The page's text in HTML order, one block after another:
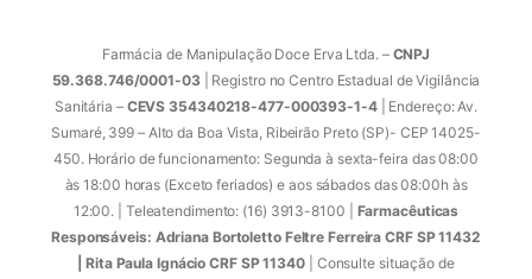
Farmácia de Manipulação Doce Erva Ltda. – CNPJ
59.368.746/0001-03| Registro no Centro Estadual de Vigilância
Sanitária –CEVS 354340218-477-000393-1-4| Endereço: Av.
Sumaré, 399 – Alto da Boa Vista, Ribeirão Preto (SP)- CEP 14025-
450. Horário de funcionamento: Segunda à sexta-feira das 08:00
às 18:00 horas (Exceto feriados) e aos sábados das 08:00h às
12:00. | Teleatendimento: (16) 3913-8100 | Farmacêuticas
Responsáveis: Adriana Bortoletto Feltre Ferreira CRF SP 11432
| Rita Paula Ignácio CRF SP 11340 | Consulte situação de